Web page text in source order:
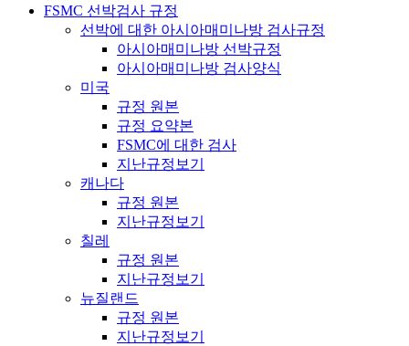
FSMC 선박검사 규정
선박에 대한 아시아매미나방 검사규정
아시아매미나방 선박규정
아시아매미나방 검사양식
미국
규정 원본
규정 요약본
FSMC에 대한 검사
지난규정보기
캐나다
규정 원본
지난규정보기
칠레
규정 원본
지난규정보기
뉴질랜드
규정 원본
지난규정보기